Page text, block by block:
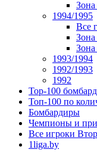
1994/1995
Все
1993/1994
1992/1993
1992
Top-100
Топ-100 по
Бомбардиры
Чемпионы и
Все игроки
1liga.by